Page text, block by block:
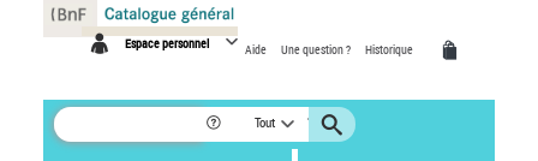
Espace personnel Aide Une question ? Historique
Tout
Panneau de gestion des cookies